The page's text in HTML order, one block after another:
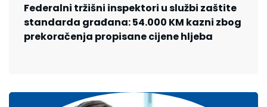
Federalni tržišni inspektori u službi zaštite
standarda građana: 54.000 KM kazni zbog
prekoračenja propisane cijene hljeba